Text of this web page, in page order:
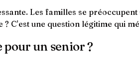
Les familles se
C'est une question légitime qui
un senior ?